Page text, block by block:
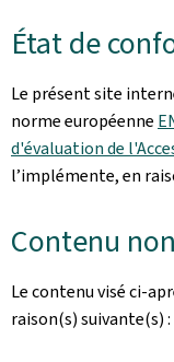
État de
Le présent site
norme européenne
d'évaluation de
l’implémente, en
Contenu
Le contenu visé ci-
raison(s) suivante(s) :